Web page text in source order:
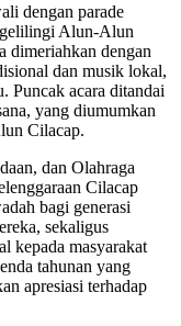
dengan parade
Alun-Alun
dimeriahkan dengan
dan musik lokal,
Puncak acara ditandai
yang diumumkan
Cilacap.
dan Olahraga
Cilacap
bagi generasi
sekaligus
kepada masyarakat
tahunan yang
apresiasi terhadap